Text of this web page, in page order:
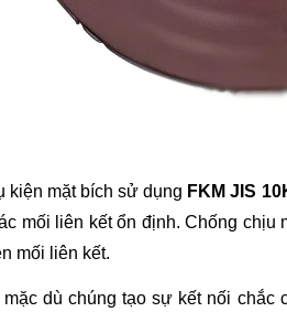
kiện mặt bích sử dụng FKM JIS
mối liên kết ổn định. Chống chịu
mối liên kết.
mặc dù chúng tạo sự kết nối